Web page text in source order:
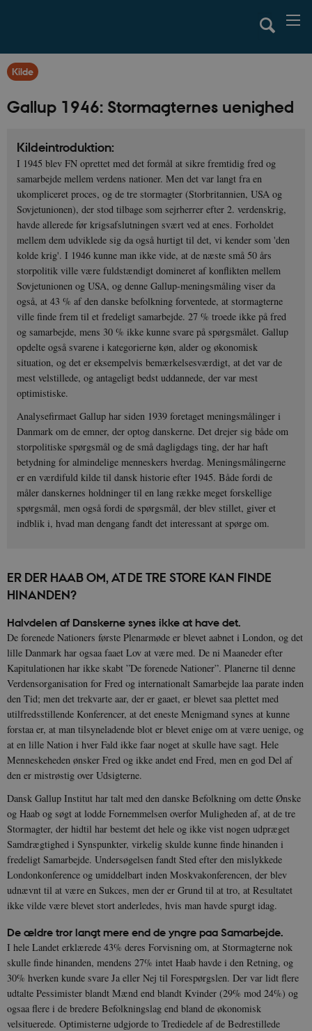
Kilde
Gallup 1946: Stormagternes uenighed
Kildeintroduktion:
I 1945 blev FN oprettet med det formål at sikre fremtidig fred og
samarbejde mellem verdens nationer. Men det var langt fra en
ukompliceret proces, og de tre stormagter (Storbritannien, USA og
Sovjetunionen), der stod tilbage som sejrherrer efter 2. verdenskrig,
havde allerede før krigsafslutningen svært ved at enes. Forholdet
mellem dem udviklede sig da også hurtigt til det, vi kender som 'den
kolde krig'. I 1946 kunne man ikke vide, at de næste små 50 års
storpolitik ville være fuldstændigt domineret af konflikten mellem
Sovjetunionen og USA, og denne Gallup-meningsmåling viser da
også, at 43 % af den danske befolkning forventede, at stormagterne
ville finde frem til et fredeligt samarbejde. 27 % troede ikke på fred
og samarbejde, mens 30 % ikke kunne svare på spørgsmålet. Gallup
opdelte også svarene i kategorierne køn, alder og økonomisk
situation, og det er eksempelvis bemærkelsesværdigt, at det var de
mest velstillede, og antageligt bedst uddannede, der var mest
optimistiske.
Analysefirmaet Gallup har siden 1939 foretaget meningsmålinger i
Danmark om de emner, der optog danskerne. Det drejer sig både om
storpolitiske spørgsmål og de små dagligdags ting, der har haft
betydning for almindelige menneskers hverdag. Meningsmålingerne
er en værdifuld kilde til dansk historie efter 1945. Både fordi de
måler danskernes holdninger til en lang række meget forskellige
spørgsmål, men også fordi de spørgsmål, der blev stillet, giver et
indblik i, hvad man dengang fandt det interessant at spørge om.
ER DER HAAB OM, AT DE TRE STORE KAN FINDE
HINANDEN?
Halvdelen af Danskerne synes ikke at have det.
De forenede Nationers første Plenarmøde er blevet aabnet i London, og det
lille Danmark har ogsaa faaet Lov at være med. De ni Maaneder efter
Kapitulationen har ikke skabt ”De forenede Nationer”. Planerne til denne
Verdensorganisation for Fred og internationalt Samarbejde laa parate inden
den Tid; men det trekvarte aar, der er gaaet, er blevet saa plettet med
utilfredsstillende Konferencer, at det eneste Menigmand synes at kunne
forstaa er, at man tilsyneladende blot er blevet enige om at være uenige, og
at en lille Nation i hver Fald ikke faar noget at skulle have sagt. Hele
Menneskeheden ønsker Fred og ikke andet end Fred, men en god Del af
den er mistrøstig over Udsigterne.
Dansk Gallup Institut har talt med den danske Befolkning om dette Ønske
og Haab og søgt at lodde Fornemmelsen overfor Muligheden af, at de tre
Stormagter, der hidtil har bestemt det hele og ikke vist nogen udpræget
Samdrægtighed i Synspunkter, virkelig skulde kunne finde hinanden i
fredeligt Samarbejde. Undersøgelsen fandt Sted efter den mislykkede
Londonkonference og umiddelbart inden Moskvakonferencen, der blev
udnævnt til at være en Sukces, men der er Grund til at tro, at Resultatet
ikke vilde være blevet stort anderledes, hvis man havde spurgt idag.
De ældre tror langt mere end de yngre paa Samarbejde.
I hele Landet erklærede 43% deres Forvisning om, at Stormagterne nok
skulle finde hinanden, mendens 27% intet Haab havde i den Retning, og
30% hverken kunde svare Ja eller Nej til Forespørgslen. Der var lidt flere
udtalte Pessimister blandt Mænd end blandt Kvinder (29% mod 24%) og
ogsaa flere i de bredere Befolkningslag end bland de økonomisk
velsituerede. Optimisterne udgjorde to Trediedele af de Bedrestillede